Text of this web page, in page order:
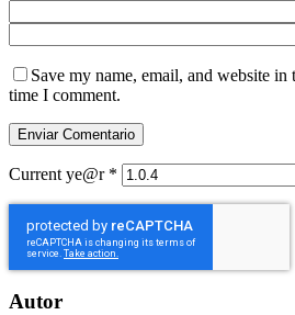
Save my name, email, and website
time I comment.
Current ye@r *
Autor